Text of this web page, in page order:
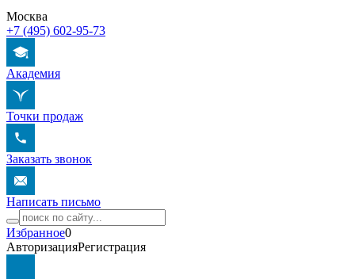
Москва
+7 (495) 602-95-73
Академия
Точки продаж
Заказать звонок
Написать письмо
Избранное0
АвторизацияРегистрация